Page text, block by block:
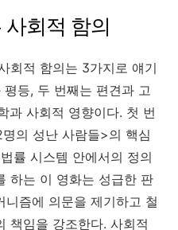
회적 함의
회적 함의는 3가지로 얘기
등, 두 번째는 편견과 고
과 사회적 영향이다. 첫 번
의 성난 사람들>의 핵심
률 시스템 안에서의 정의
하는 이 영화는 성급한 판
즘에 의문을 제기하고 철
책임을 강조한다. 사회적